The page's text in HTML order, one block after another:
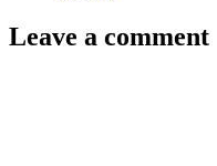
Leave a comment